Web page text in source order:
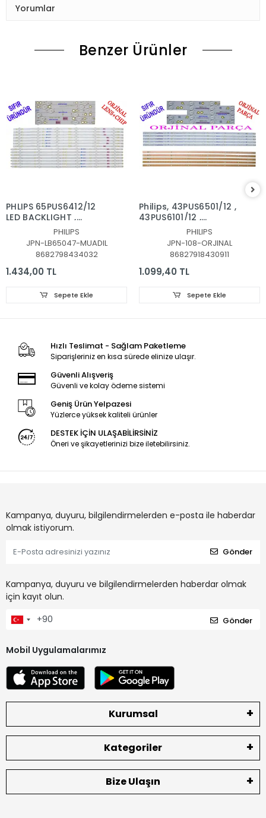
Yorumlar
Benzer Ürünler
PHLIPS 65PUS6412/12
LED BACKLIGHT ,
65PUS6523,
65PUS6162/12,
65PUS6262,
65PUS6703,
65PUS6753, LED BAR,
LB65047 V1_03,
TPT650UA-QVN06
PHILIPS
JPN-LB65047-MUADIL
8682798434032
1.434,00 TL
Sepete Ekle
Philips, 43PUS6501/12 ,
43PUS6101/12 ,
43PUS6201/12,
43PUS7202,
43PUS6551, LED BAR
TAKIMI, ORJİNALİ
PHILIPS, LB43014, GJ-
PHILIPS
JPN-108-ORJINAL
86827918430911
1.099,40 TL
Sepete Ekle
Hızlı Teslimat - Sağlam Paketleme
Siparişleriniz en kısa sürede elinize ulaşır.
Güvenli Alışveriş
Güvenli ve kolay ödeme sistemi
Geniş Ürün Yelpazesi
Yüzlerce yüksek kaliteli ürünler
DESTEK İÇİN ULAŞABİLİRSİNİZ
Öneri ve şikayetlerinizi bize iletebilirsiniz.
Kampanya, duyuru, bilgilendirmelerden e-posta ile haberdar
olmak istiyorum.
Gönder
Kampanya, duyuru ve bilgilendirmelerden haberdar olmak
için kayıt olun.
Gönder
Mobil Uygulamalarımız
Kurumsal
Kategoriler
Bize Ulaşın